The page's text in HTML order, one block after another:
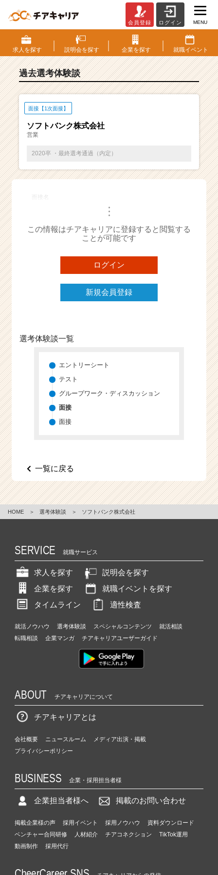
S・
選
考
験
ベ
チ
ー・
成
ら
ス
ト
が
届
く
チ
ャ
e
会員登録 ログイン MENU
求人を探す 説明会を探す 企業を探す 就職イベント
過去選考体験談
面接【1次面接】
ソフトバンク株式会社
営業
2020卒 ・最終選考通過（内定）
面接名
・・・
この情報はチアキャリアに登録すると閲覧する
ことが可能です
ログイン
新規会員登録
選考体験談一覧
エントリーシート
テスト
グループワーク・ディスカッション
面接
面接
一覧に戻る
HOME ＞ 選考体験談 ＞ ソフトバンク株式会社
SERVICE 就職サービス
求人を探す
説明会を探す
企業を探す
就職イベントを探す
タイムライン
適性検査
就活ノウハウ 選考体験談 スペシャルコンテンツ
就活相談
転職相談
企業マンガ チアキャリアユーザーガイド
ABOUT チアキャリアについて
チアキャリアとは
会社概要 ニュースルーム
メディア出演・掲載
プライバシーポリシー
BUSINESS 企業・採用担当者様
企業担当者様へ 掲載のお問い合わせ
掲載企業様の声 採用イベント 採用ノウハウ
資料ダウンロード
ベンチャー合同研修
人材紹介 チアコネクション
TikTok運用
動画制作
採用代行